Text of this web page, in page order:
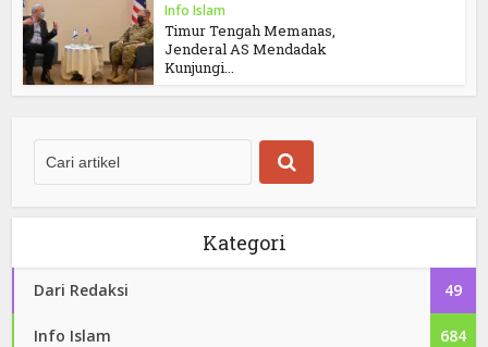
Info Islam
Timur Tengah Memanas,
Jenderal AS Mendadak
Kunjungi...
Kategori
Dari Redaksi 49
Info Islam 684